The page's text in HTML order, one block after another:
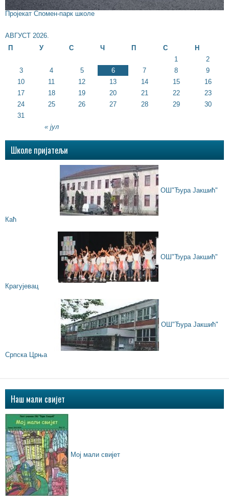
Пројекат Спомен-парк школе
АВГУСТ 2026.
П
У С Ч П С Н
« јул
1
2
3
4 5 6 7 8
9
10
11 12 13 14 15
16
17
18 19 20 21 22
23
24
25 26 27 28 29
30
31
Школе пријатељи
ОШ"Ђура Јакшић"
Каћ
ОШ"Ђура Јакшић"
Крагујевац
ОШ"Ђура Јакшић"
Српска Црња
Наш мали свијет
Мој мали свијет